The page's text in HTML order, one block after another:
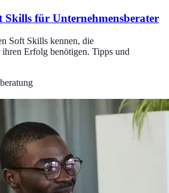
Skills für Unternehmensberater
Soft Skills kennen, die
ihren Erfolg benötigen. Tipps und